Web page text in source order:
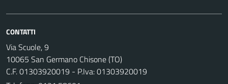
CONTATTI
Via Scuole, 9
10065 San Germano Chisone (TO)
C.F. 01303920019 - P.Iva: 01303920019